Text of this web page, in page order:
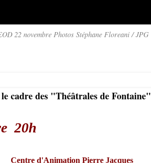
22 novembre Photos Stéphane Floreani / JPG
cadre des "Théâtrales de Fontaine"
20h
Pierre Jacques